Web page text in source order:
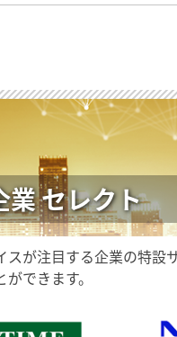
業 セレクト
スが注目する企業の特
できます。